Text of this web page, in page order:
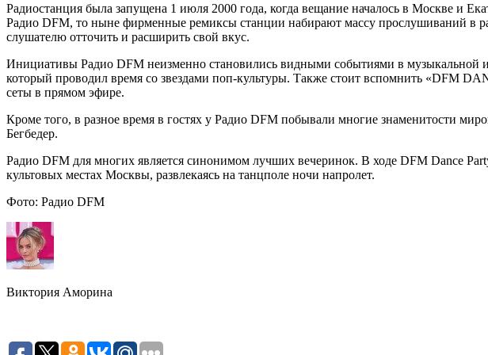
Радиостанция была запущена 1 июля 2000 года, когда вещание началось в Москве и
Радио DFM, то ныне фирменные ремиксы станции набирают массу прослушиваний в
слушателю отточить и расширить свой вкус.
Инициативы Радио DFM неизменно становились видными событиями в музыкальной
который проводил время со звездами поп-культуры. Также стоит вспомнить «DFM
сеты в прямом эфире.
Кроме того, в разное время в гостях у Радио DFM побывали многие знаменитости
Бегбедер.
Радио DFM для многих является синонимом лучших вечеринок. В ходе DFM Dance
культовых местах Москвы, развлекаясь на танцполе ночи напролет.
Фото: Радио DFM
Виктория Аморина